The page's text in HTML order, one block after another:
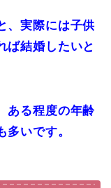
、実際には子供
ば結婚したいと
ある程度の年齢
いです。